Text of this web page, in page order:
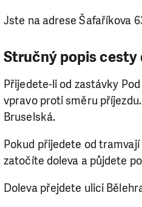
Jste na adrese Šafaříkova
Stručný popis cesty
Přijedete-li od zastávky
vpravo proti směru
Bruselská.
Pokud přijedete od tramvají
zatočíte doleva a půjdete
Doleva přejdete ulici